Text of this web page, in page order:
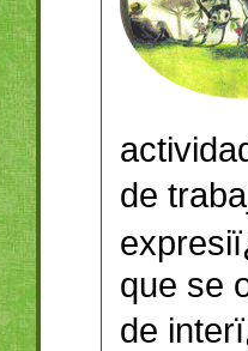
de
que se
de